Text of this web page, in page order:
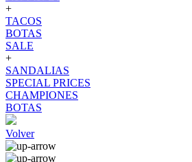
+
TACOS
BOTAS
SALE
+
SANDALIAS
SPECIAL PRICES
CHAMPIONES
BOTAS
Volver